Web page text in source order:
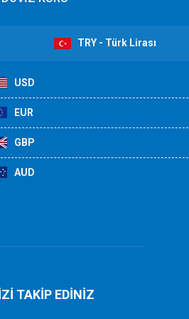
TRY - Türk Lirası
USD
EUR
GBP
AUD
TAKİP EDİNİZ